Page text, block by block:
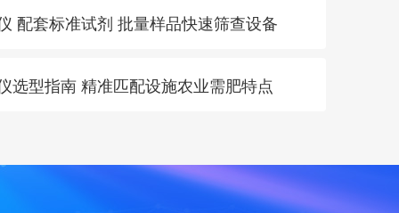
配套标准试剂 批量样品快速筛查设备
选型指南 精准匹配设施农业需肥特点